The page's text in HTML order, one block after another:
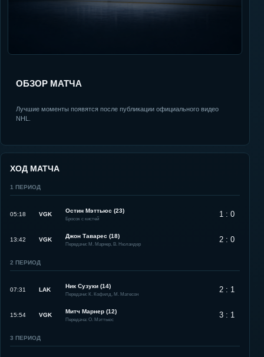
ОБЗОР МАТЧА
Лучшие моменты появятся после публикации официального видео
NHL.
ХОД МАТЧА
1 ПЕРИОД
05:18 VGK
Остин Мэттьюс (23)
Бросок с кистей 1 : 0
13:42 VGK
Джон Таварес (18)
Передачи: М. Марнер, В. Нюландер 2 : 0
2 ПЕРИОД
07:31 LAK
Ник Сузуки (14)
Передачи: К. Кофилд, М. Матесон 2 : 1
15:54 VGK
Митч Марнер (12)
Передача: О. Мэттьюс 3 : 1
3 ПЕРИОД